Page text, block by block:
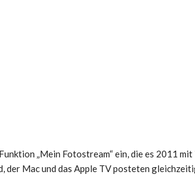
„Mein Fotostream“ ein, die es 2011
der Mac und das Apple TV posteten